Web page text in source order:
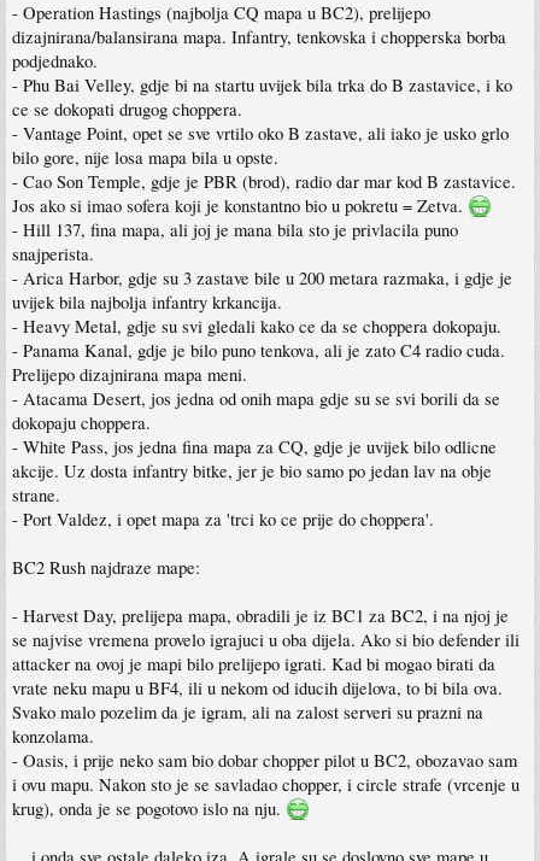
- Operation Hastings (najbolja CQ mapa u BC2), prelijepo
dizajnirana/balansirana mapa. Infantry, tenkovska i chopperska borba
podjednako.
- Phu Bai Velley, gdje bi na startu uvijek bila trka do B zastavice, i ko
ce se dokopati drugog choppera.
- Vantage Point, opet se sve vrtilo oko B zastave, ali iako je usko grlo
bilo gore, nije losa mapa bila u opste.
- Cao Son Temple, gdje je PBR (brod), radio dar mar kod B zastavice.
Jos ako si imao sofera koji je konstantno bio u pokretu = Zetva.
- Hill 137, fina mapa, ali joj je mana bila sto je privlacila puno
snajperista.
- Arica Harbor, gdje su 3 zastave bile u 200 metara razmaka, i gdje je
uvijek bila najbolja infantry krkancija.
- Heavy Metal, gdje su svi gledali kako ce da se choppera dokopaju.
- Panama Kanal, gdje je bilo puno tenkova, ali je zato C4 radio cuda.
Prelijepo dizajnirana mapa meni.
- Atacama Desert, jos jedna od onih mapa gdje su se svi borili da se
dokopaju choppera.
- White Pass, jos jedna fina mapa za CQ, gdje je uvijek bilo odlicne
akcije. Uz dosta infantry bitke, jer je bio samo po jedan lav na obje
strane.
- Port Valdez, i opet mapa za 'trci ko ce prije do choppera'.
BC2 Rush najdraze mape:
- Harvest Day, prelijepa mapa, obradili je iz BC1 za BC2, i na njoj je
se najvise vremena provelo igrajuci u oba dijela. Ako si bio defender ili
attacker na ovoj je mapi bilo prelijepo igrati. Kad bi mogao birati da
vrate neku mapu u BF4, ili u nekom od iducih dijelova, to bi bila ova.
Svako malo pozelim da je igram, ali na zalost serveri su prazni na
konzolama.
- Oasis, i prije neko sam bio dobar chopper pilot u BC2, obozavao sam
i ovu mapu. Nakon sto je se savladao chopper, i circle strafe (vrcenje u
krug), onda je se pogotovo islo na nju.